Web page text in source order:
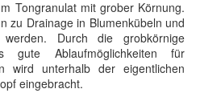
Tongranulat mit grober Körnung.
zu Drainage in Blumenkübeln und
werden. Durch die grobkörnige
gute Ablaufmöglichkeiten für
wird unterhalb der eigentlichen
eingebracht.